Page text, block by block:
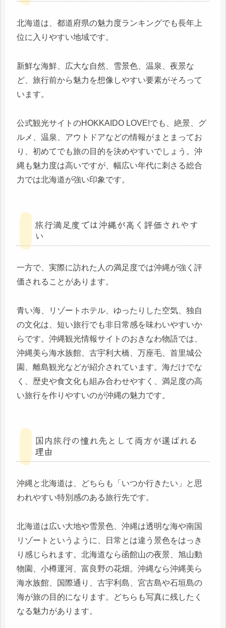
北海道は、都道府県の魅力度ランキングでも長年上
位に入りやすい地域です。
新鮮な海鮮、広大な自然、雪景色、温泉、夜景な
ど、旅行前から魅力を想像しやすい要素がそろって
います。
公式観光サイトのHOKKAIDO LOVE!でも、絶景、グ
ルメ、温泉、アウトドアなどの情報がまとまってお
り、初めてでも旅の目的を決めやすいでしょう。沖
縄も魅力度は高いですが、幅広い年代に刺さる総合
力では北海道が強い印象です。
旅行満足度では沖縄が高く評価されやす
い
一方で、実際に訪れた人の満足度では沖縄が強く評
価されることがあります。
青い海、リゾートホテル、ゆったりした空気、独自
の文化は、短い旅行でも非日常感を味わいやすいか
らです。沖縄観光情報サイトのおきなわ物語では、
沖縄美ら海水族館、古宇利大橋、万座毛、首里城公
園、離島観光などが紹介されています。海だけでな
く、歴史や食文化も組み合わせやすく、満足度の高
い旅行を作りやすいのが沖縄の魅力です。
国内旅行の憧れ先として両方が選ばれる
理由
沖縄と北海道は、どちらも「いつか行きたい」と思
われやすい特別感のある旅行先です。
北海道は広い大地や雪景色、沖縄は透明な海や南国
リゾートというように、日常とは違う景色をはっき
り感じられます。北海道なら函館山の夜景、旭山動
物園、小樽運河、富良野の花畑。沖縄なら沖縄美ら
海水族館、国際通り、古宇利島、宮古島や石垣島の
海が旅の目的になります。どちらも写真に残したく
なる魅力があります。